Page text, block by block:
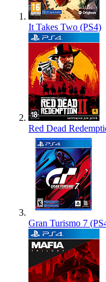
It Takes Two (PS4)
Red Dead
Gran Turismo 7